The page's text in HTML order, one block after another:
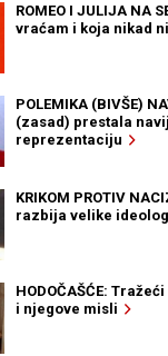
ROMEO I JULIJA NA
vraćam i koja nikad
POLEMIKA (BIVŠE)
(zasad) prestala
reprezentaciju
KRIKOM PROTIV
razbija velike
HODOČAŠĆE:
i njegove misli